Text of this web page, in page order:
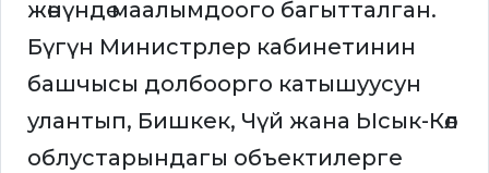
жөнүндө маалымдоого багытталган.
Бүгүн Министрлер кабинетинин
башчысы долбоорго катышуусун
улантып, Бишкек, Чүй жана Ысык-Көл
облустарындагы объектилерге